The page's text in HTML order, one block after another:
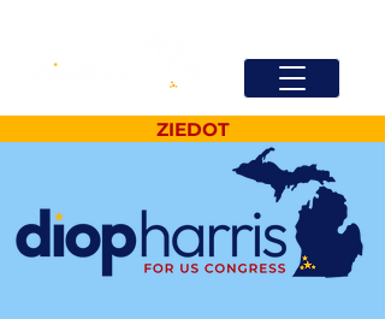
ZIEDOT